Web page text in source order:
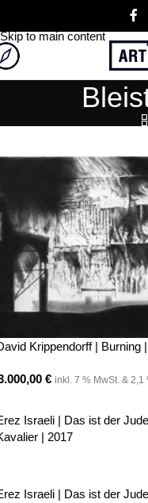
Skip to main content
Krippendorff | Burning
€ inkl. 7 % MwSt. & 2,1
Israeli | Das ist der
| 2017
Israeli | Das ist der